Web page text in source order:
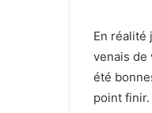
En réalité
venais de
été
point finir.